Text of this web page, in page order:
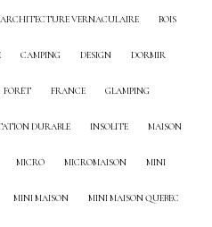
ARCHITECTURE VERNACULAIRE BOIS
CAMPING DESIGN DORMIR
FORÊT FRANCE GLAMPING
DURABLE INSOLITE MAISON
MICRO MICROMAISON MINI
MINI MAISON MINI MAISON QUEBEC